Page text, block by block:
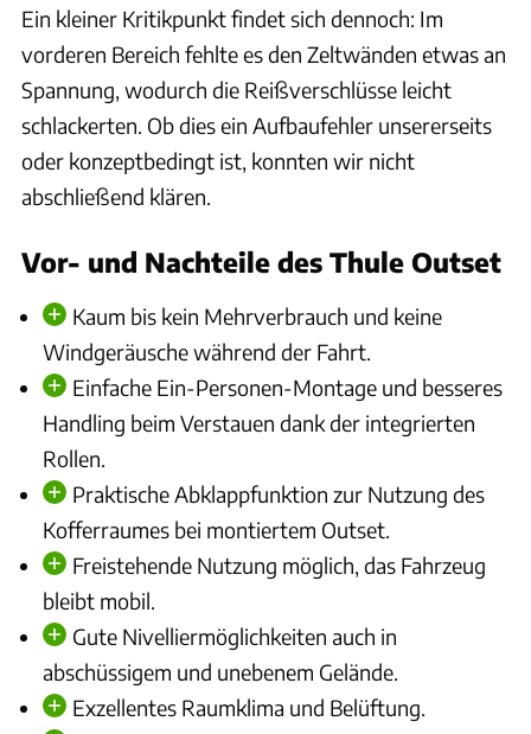
Ein kleiner Kritikpunkt findet sich dennoch: Im
vorderen Bereich fehlte es den Zeltwänden etwas an
Spannung, wodurch die Reißverschlüsse leicht
schlackerten. Ob dies ein Aufbaufehler unsererseits
oder konzeptbedingt ist, konnten wir nicht
abschließend klären.
Vor- und Nachteile des Thule Outset
Kaum bis kein Mehrverbrauch und keine
Windgeräusche während der Fahrt.
Einfache Ein-Personen-Montage und besseres
Handling beim Verstauen dank der integrierten
Rollen.
Praktische Abklappfunktion zur Nutzung des
Kofferraumes bei montiertem Outset.
Freistehende Nutzung möglich, das Fahrzeug
bleibt mobil.
Gute Nivelliermöglichkeiten auch in
abschüssigem und unebenem Gelände.
Exzellentes Raumklima und Belüftung.